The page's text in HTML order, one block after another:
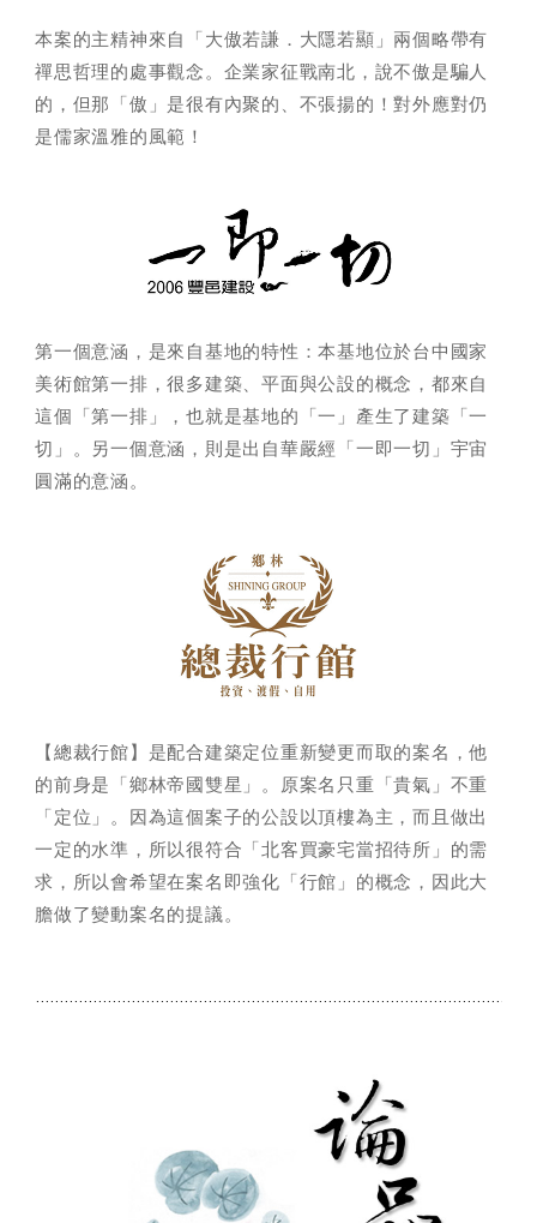
本案的主精神來自「大傲若謙．大隱若顯」兩個略帶有
禪思哲理的處事觀念。企業家征戰南北，說不傲是騙人
的，但那「傲」是很有內聚的、不張揚的！對外應對仍
是儒家溫雅的風範！
第一個意涵，是來自基地的特性：本基地位於台中國家
美術館第一排，很多建築、平面與公設的概念，都來自
這個「第一排」，也就是基地的「一」產生了建築「一
切」。另一個意涵，則是出自華嚴經「一即一切」宇宙
圓滿的意涵。
【總裁行館】是配合建築定位重新變更而取的案名，他
的前身是「鄉林帝國雙星」。原案名只重「貴氣」不重
「定位」。因為這個案子的公設以頂樓為主，而且做出
一定的水準，所以很符合「北客買豪宅當招待所」的需
求，所以會希望在案名即強化「行館」的概念，因此大
膽做了變動案名的提議。